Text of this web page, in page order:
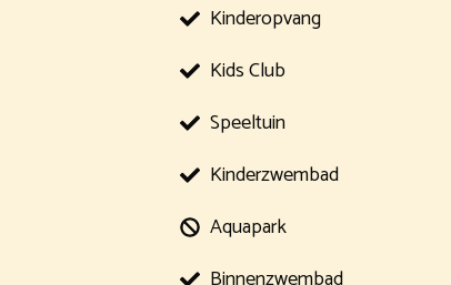
Kinderopvang
Kids Club
Speeltuin
Kinderzwembad
Aquapark